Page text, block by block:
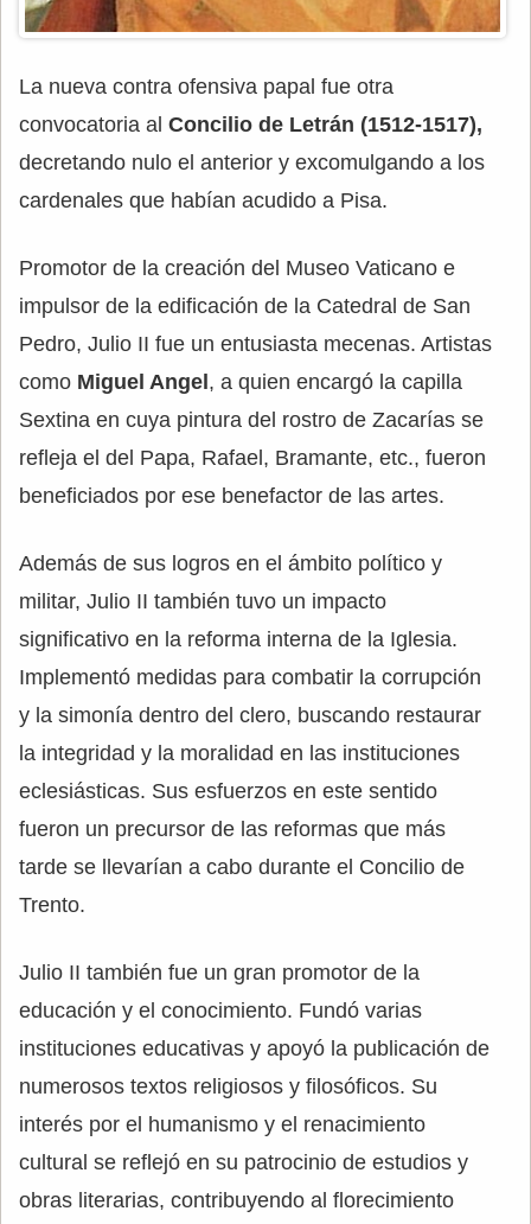
La nueva contra ofensiva papal fue otra
convocatoria al Concilio de Letrán (1512-1517),
decretando nulo el anterior y excomulgando a los
cardenales que habían acudido a Pisa.
Promotor de la creación del Museo Vaticano e
impulsor de la edificación de la Catedral de San
Pedro, Julio II fue un entusiasta mecenas. Artistas
como Miguel Angel, a quien encargó la capilla
Sextina en cuya pintura del rostro de Zacarías se
refleja el del Papa, Rafael, Bramante, etc., fueron
beneficiados por ese benefactor de las artes.
Además de sus logros en el ámbito político y
militar, Julio II también tuvo un impacto
significativo en la reforma interna de la Iglesia.
Implementó medidas para combatir la corrupción
y la simonía dentro del clero, buscando restaurar
la integridad y la moralidad en las instituciones
eclesiásticas. Sus esfuerzos en este sentido
fueron un precursor de las reformas que más
tarde se llevarían a cabo durante el Concilio de
Trento.
Julio II también fue un gran promotor de la
educación y el conocimiento. Fundó varias
instituciones educativas y apoyó la publicación de
numerosos textos religiosos y filosóficos. Su
interés por el humanismo y el renacimiento
cultural se reflejó en su patrocinio de estudios y
obras literarias, contribuyendo al florecimiento